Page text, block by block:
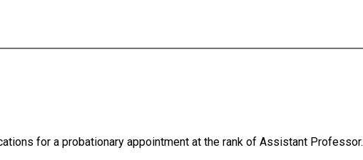
for a probationary appointment at the rank of Assistant Professor.